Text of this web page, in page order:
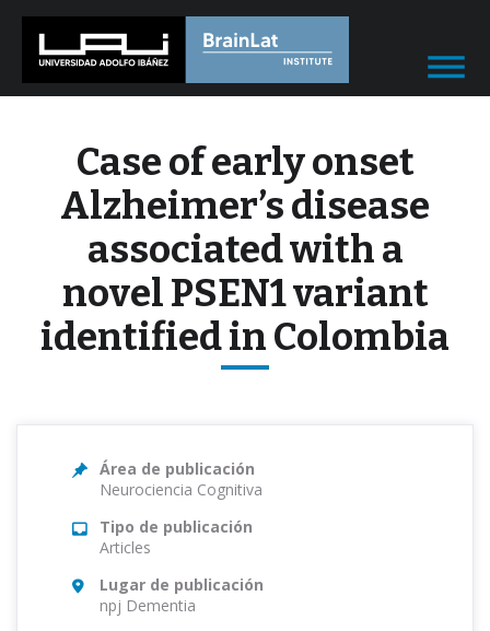
Case of early onset
Alzheimer’s disease
associated with a
novel PSEN1 variant
identified in Colombia
Área de publicación
Neurociencia Cognitiva
Tipo de publicación
Articles
Lugar de publicación
npj Dementia